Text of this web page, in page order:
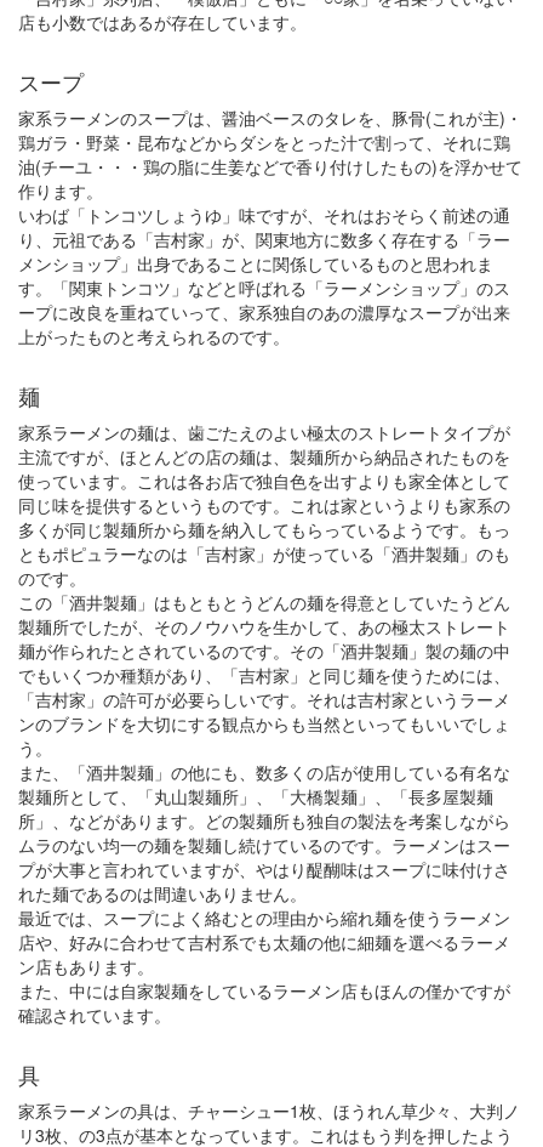
店も小数ではあるが存在しています。
スープ
家系ラーメンのスープは、醤油ベースのタレを、豚骨(これが主)・
鶏ガラ・野菜・昆布などからダシをとった汁で割って、それに鶏
油(チーユ・・・鶏の脂に生姜などで香り付けしたもの)を浮かせて
作ります。
いわば「トンコツしょうゆ」味ですが、それはおそらく前述の通
り、元祖である「吉村家」が、関東地方に数多く存在する「ラー
メンショップ」出身であることに関係しているものと思われま
す。「関東トンコツ」などと呼ばれる「ラーメンショップ」のス
ープに改良を重ねていって、家系独自のあの濃厚なスープが出来
上がったものと考えられるのです。
麺
家系ラーメンの麺は、歯ごたえのよい極太のストレートタイプが
主流ですが、ほとんどの店の麺は、製麺所から納品されたものを
使っています。これは各お店で独自色を出すよりも家全体として
同じ味を提供するというものです。これは家というよりも家系の
多くが同じ製麺所から麺を納入してもらっているようです。もっ
ともポピュラーなのは「吉村家」が使っている「酒井製麺」のも
のです。
この「酒井製麺」はもともとうどんの麺を得意としていたうどん
製麺所でしたが、そのノウハウを生かして、あの極太ストレート
麺が作られたとされているのです。その「酒井製麺」製の麺の中
でもいくつか種類があり、「吉村家」と同じ麺を使うためには、
「吉村家」の許可が必要らしいです。それは吉村家というラーメ
ンのブランドを大切にする観点からも当然といってもいいでしょ
う。
また、「酒井製麺」の他にも、数多くの店が使用している有名な
製麺所として、「丸山製麺所」、「大橋製麺」、「長多屋製麺
所」、などがあります。どの製麺所も独自の製法を考案しながら
ムラのない均一の麺を製麺し続けているのです。ラーメンはスー
プが大事と言われていますが、やはり醍醐味はスープに味付けさ
れた麺であるのは間違いありません。
最近では、スープによく絡むとの理由から縮れ麺を使うラーメン
店や、好みに合わせて吉村系でも太麺の他に細麺を選べるラーメ
ン店もあります。
また、中には自家製麺をしているラーメン店もほんの僅かですが
確認されています。
具
家系ラーメンの具は、チャーシュー1枚、ほうれん草少々、大判ノ
リ3枚、の3点が基本となっています。これはもう判を押したよう